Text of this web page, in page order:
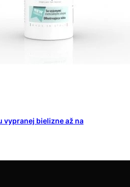
vypranej bielizne až na